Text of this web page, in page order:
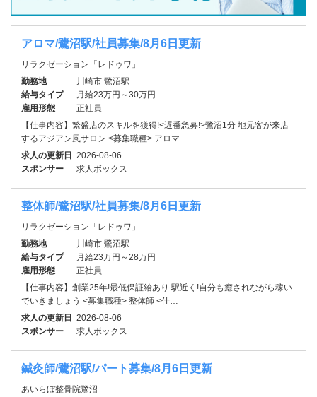
アロマ/鷺沼駅/社員募集/8月6日更新
リラクゼーション「レドゥワ」
勤務地
川崎市 鷺沼駅
給与タイプ
月給23万円～30万円
雇用形態
正社員
【仕事内容】繁盛店のスキルを獲得!<遅番急募!>鷺沼1分 地元客が来店
するアジアン風サロン <募集職種> アロマ …
求人の更新日 2026-08-06
スポンサー
求人ボックス
整体師/鷺沼駅/社員募集/8月6日更新
リラクゼーション「レドゥワ」
勤務地
川崎市 鷺沼駅
給与タイプ
月給23万円～28万円
雇用形態
正社員
【仕事内容】創業25年!最低保証給あり 駅近く!自分も癒されながら稼い
でいきましょう <募集職種> 整体師 <仕…
求人の更新日 2026-08-06
スポンサー
求人ボックス
鍼灸師/鷺沼駅/パート募集/8月6日更新
あいらぼ整骨院鷺沼